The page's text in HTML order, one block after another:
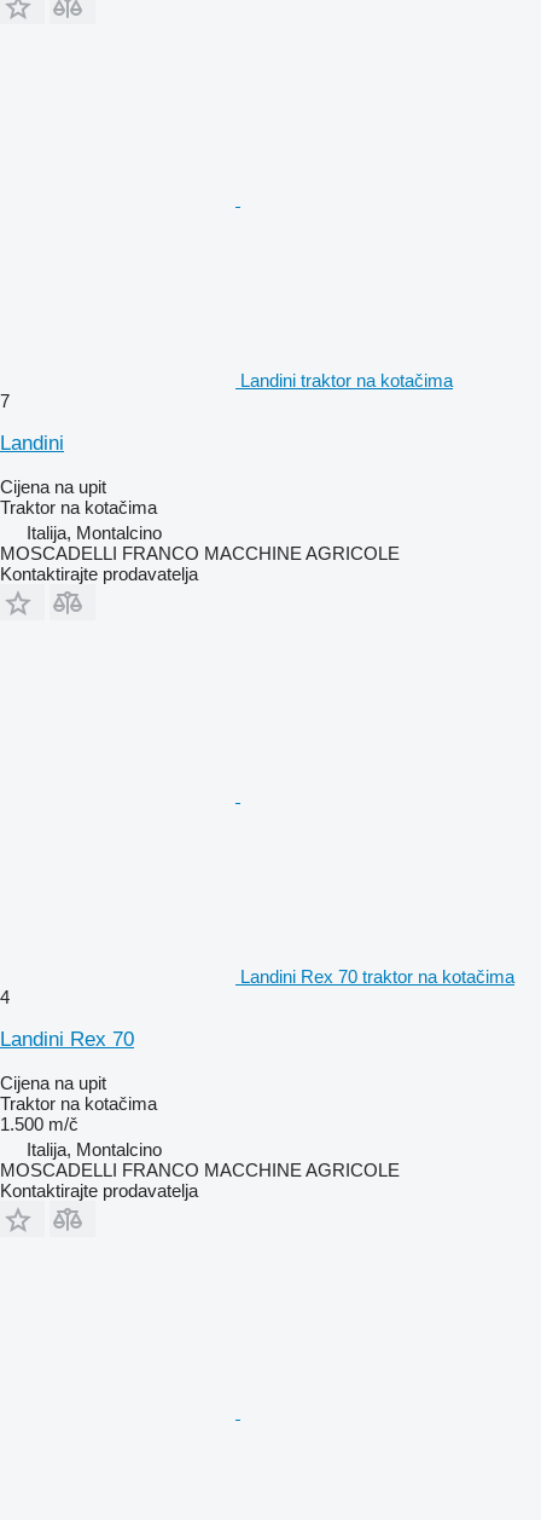
Landini traktor na kotačima
7
Landini
Cijena na upit
Traktor na kotačima
Italija, Montalcino
MOSCADELLI FRANCO MACCHINE AGRICOLE
Kontaktirajte prodavatelja
Landini Rex 70 traktor na kotačima
4
Landini Rex 70
Cijena na upit
Traktor na kotačima
1.500 m/č
Italija, Montalcino
MOSCADELLI FRANCO MACCHINE AGRICOLE
Kontaktirajte prodavatelja